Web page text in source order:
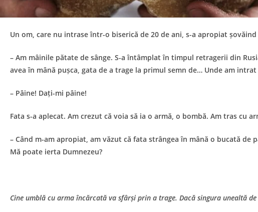
Un om, care nu intrase într-o biserică de 20 de ani, s-a apropiat
– Am mâinile pătate de sânge. S-a întâmplat în timpul retragerii din
avea în mână pușca, gata de a trage la primul semn de… Unde am
– Pâine! Dați-mi pâine!
Fata s-a aplecat. Am crezut că voia să ia o armă, o bombă. Am tras cu
– Când m-am apropiat, am văzut că fata strângea în mână o bucată
Mă poate ierta Dumnezeu?
Cine umblă cu arma încărcată va sfârși prin a trage. Dacă singura unealtă